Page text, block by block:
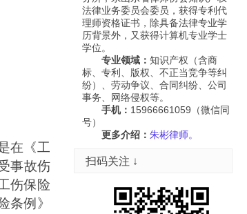
在《工
事故伤
伤保险
条例》
法律业务委员会委员，获得专利代
理师资格证书，除具备法律专业学
历背景外，又获得计算机专业学士
学位。
专业领域： 知识产权（含商
标、专利、版权、不正当竞争等纠
纷）、劳动争议、合同纠纷、公司
事务、网络侵权等。
手机： 15966661059（微信同
号）
更多介绍： 朱彬律师。
扫码关注 ↓